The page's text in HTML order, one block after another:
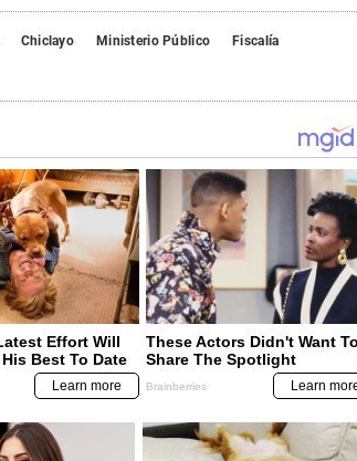
Chiclayo Ministerio Público
Fiscalía